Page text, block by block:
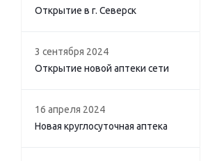
Открытие в г. Северск
3 сентября 2024
Открытие новой аптеки сети
16 апреля 2024
Новая круглосуточная аптека